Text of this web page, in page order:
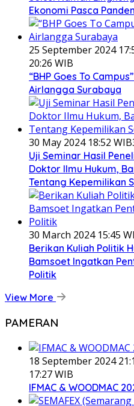
Ekonomi Pasca
25 September 2024
20:26 WIB
“BHP Goes To
Airlangga Surabaya
30 May 2024 18:52 WIB
Uji Seminar Hasil
Doktor Ilmu Hukum,
Tentang Kepemilikan
30 March 2024 15:45
Berikan Kuliah Politik
Bamsoet Ingatkan
Politik
View More
PAMERAN
18 September 2024
17:27 WIB
IFMAC & WOODMAC